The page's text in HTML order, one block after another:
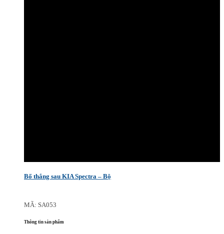
Bố thắng sau KIA Spectra – Bộ
MÃ: SA053
Thông tin sản phẩm